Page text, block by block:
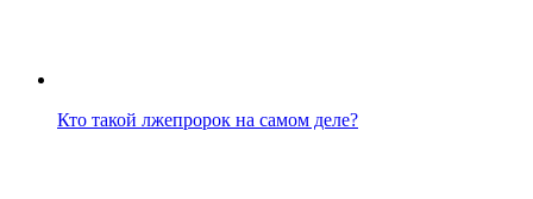
Кто такой лжепророк на самом деле?